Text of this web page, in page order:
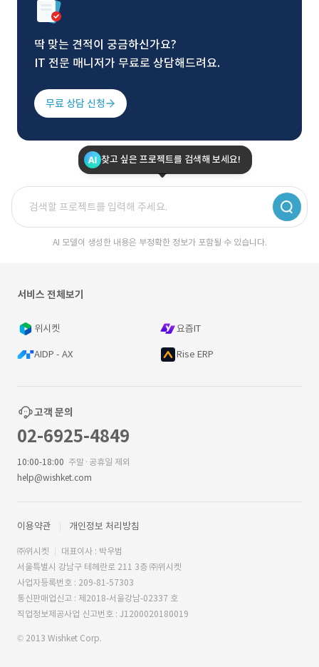
딱 맞는 견적이 궁금하신가요?
IT 전문 매니저가 무료로 상담해드려요.
무료 상담 신청
찾고 싶은 프로젝트를 검색해 보세요!
AI 모델이 생성한 내용은 부정확한 정보가 포함될 수 있습니다.
서비스 전체보기
위시켓 요즘IT
AIDP - AX Rise ERP
고객 문의
02-6925-4849
10:00-18:00 주말·공휴일 제외
help@wishket.com
이용약관 개인정보 처리방침
㈜위시켓
대표이사 : 박우범
서울특별시 강남구 테헤란로 211 3층 ㈜위시켓
사업자등록번호 : 209-81-57303
통신판매업신고 : 제2018-서울강남-02337 호
직업정보제공사업 신고번호 : J1200020180019
© 2013 Wishket Corp.